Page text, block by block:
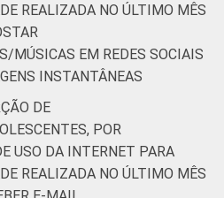
REALIZADA NO ÚLTIMO MÊS
MÚSICAS EM REDES SOCIAIS
INSTANTÂNEAS
DE
POR
USO DA INTERNET PARA
REALIZADA NO ÚLTIMO MÊS